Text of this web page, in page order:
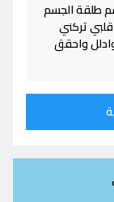
طلقة الجسم
تركني
واحقق